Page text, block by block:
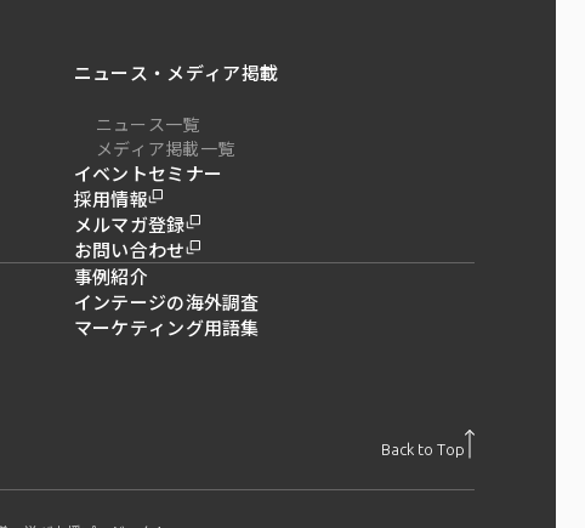
ニュース・メディア掲載
ニュース一覧
メディア掲載一覧
イベントセミナー
採用情報
メルマガ登録
お問い合わせ
事例紹介
インテージの海外調査
マーケティング用語集
Back to Top